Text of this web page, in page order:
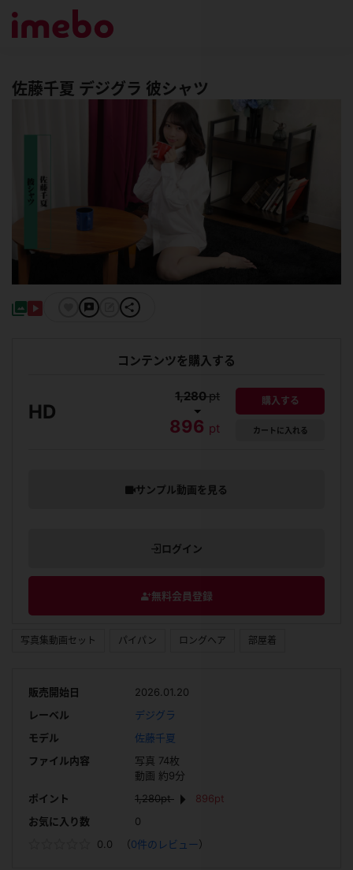
佐藤千夏 デジグラ 彼シャツ
写真集動画セット パイパン ロングヘア 部屋着
販売開始日
2026.01.20
レーベル
デジグラ
モデル
佐藤千夏
ファイル内容
写真 74枚
動画 約9分
ポイント
1,280pt
896pt
お気に入り数
0
0.0
（0件のレビュー）
コンテンツを購入する
HD
1,280pt
896 pt
購入する
カート に入れる
サンプル動画を見る
ログイン
無料会員登録